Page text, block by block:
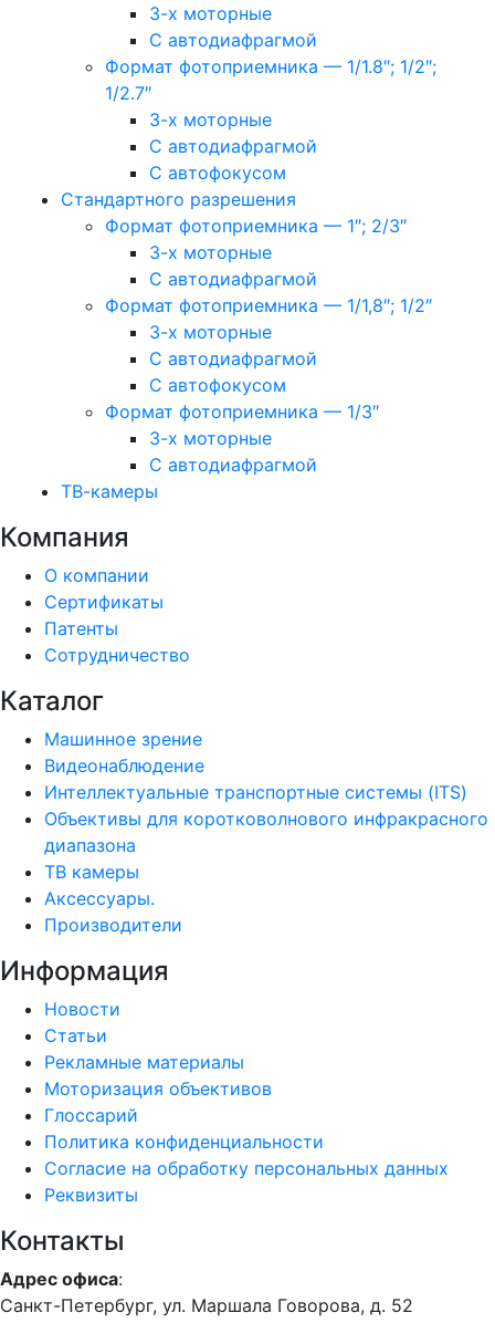
3-х моторные
С автодиафрагмой
Формат фотоприемника — 1/1.8″; 1/2″;
1/2.7″
3-х моторные
С автодиафрагмой
С автофокусом
Стандартного разрешения
Формат фотоприемника — 1″; 2/3″
3-х моторные
С автодиафрагмой
Формат фотоприемника — 1/1,8″; 1/2″
3-х моторные
С автодиафрагмой
С автофокусом
Формат фотоприемника — 1/3″
3-х моторные
С автодиафрагмой
ТВ-камеры
Компания
О компании
Сертификаты
Патенты
Сотрудничество
Каталог
Машинное зрение
Видеонаблюдение
Интеллектуальные транспортные системы (ITS)
Объективы для коротковолнового инфракрасного
диапазона
ТВ камеры
Аксессуары.
Производители
Информация
Новости
Статьи
Рекламные материалы
Моторизация объективов
Глоссарий
Политика конфиденциальности
Согласие на обработку персональных данных
Реквизиты
Контакты
Адрес офиса:
Санкт-Петербург, ул. Маршала Говорова, д. 52